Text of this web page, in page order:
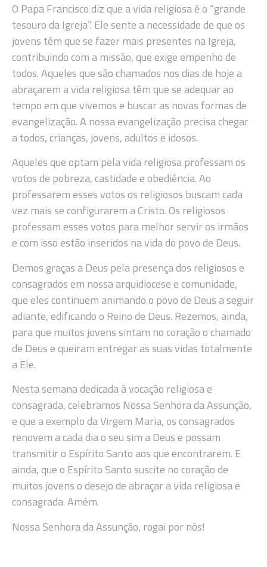
O Papa Francisco diz que a vida religiosa é o “grande
tesouro da Igreja”. Ele sente a necessidade de que os
jovens têm que se fazer mais presentes na Igreja,
contribuindo com a missão, que exige empenho de
todos. Aqueles que são chamados nos dias de hoje a
abraçarem a vida religiosa têm que se adequar ao
tempo em que vivemos e buscar as novas formas de
evangelização. A nossa evangelização precisa chegar
a todos, crianças, jovens, adultos e idosos.
Aqueles que optam pela vida religiosa professam os
votos de pobreza, castidade e obediência. Ao
professarem esses votos os religiosos buscam cada
vez mais se configurarem a Cristo. Os religiosos
professam esses votos para melhor servir os irmãos
e com isso estão inseridos na vida do povo de Deus.
Demos graças a Deus pela presença dos religiosos e
consagrados em nossa arquidiocese e comunidade,
que eles continuem animando o povo de Deus a seguir
adiante, edificando o Reino de Deus. Rezemos, ainda,
para que muitos jovens sintam no coração o chamado
de Deus e queiram entregar as suas vidas totalmente
a Ele.
Nesta semana dedicada à vocação religiosa e
consagrada, celebramos Nossa Senhora da Assunção,
e que a exemplo da Virgem Maria, os consagrados
renovem a cada dia o seu sim a Deus e possam
transmitir o Espírito Santo aos que encontrarem. E
ainda, que o Espírito Santo suscite no coração de
muitos jovens o desejo de abraçar a vida religiosa e
consagrada. Amém.
Nossa Senhora da Assunção, rogai por nós!